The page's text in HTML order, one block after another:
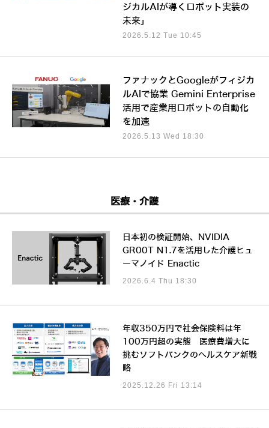
ジカルAIが導くロボット実装の
未来」
2026.5.12 Tue 10:45
ファナックとGoogleがフィジカ
ルAIで協業 Gemini Enterprise
活用で産業用ロボットの自動化
を加速
2026.5.13 Wed 18:30
医療・介護
日本初の検証開始、NVIDIA
GR00T N1.7を活用した介護ヒュ
ーマノイド Enactic
2026.6.4 Thu 18:30
年収350万円で社会保険料は年
100万円超の実態 医療費増大に
挑むソフトバンクのヘルスケア新戦
略
2025.12.26 Fri 13:14